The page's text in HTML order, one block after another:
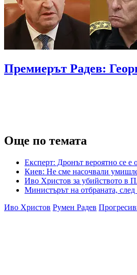
Премиерът Радев:
Още по темата
Експерт: Дронът вероятно се е
Киев: Не сме насочвали
Иво Христов за убийството в
Министърът на отбраната,
Иво Христов Румен Радев